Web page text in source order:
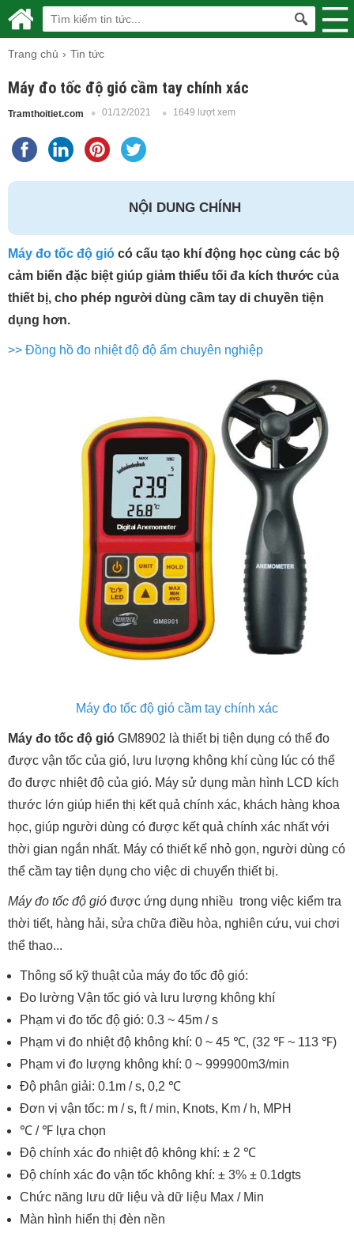
Trang chủ Tin tức
Máy đo tốc độ gió cầm tay chính xác
Tramthoitiet.com 01/12/2021 1649 lượt xem
NỘI DUNG CHÍNH
Máy đo tốc độ gió có cấu tạo khí động học cùng các bộ
cảm biến đặc biệt giúp giảm thiểu tối đa kích thước của
thiết bị, cho phép người dùng cầm tay di chuyền tiện
dụng hơn.
>> Đồng hồ đo nhiệt độ độ ẩm chuyên nghiệp
Máy đo tốc độ gió cầm tay chính xác
Máy đo tốc độ gió GM8902 là thiết bị tiện dụng có thể đo
được vận tốc của gió, lưu lượng không khí cùng lúc có thể
đo được nhiệt độ của gió. Máy sử dụng màn hình LCD kích
thước lớn giúp hiển thị kết quả chính xác, khách hàng khoa
học, giúp người dùng có được kết quả chính xác nhất với
thời gian ngắn nhất. Máy có thiết kế nhỏ gọn, người dùng có
thể cầm tay tiện dụng cho việc di chuyển thiết bị.
Máy đo tốc độ gió được ứng dụng nhiều trong việc kiểm tra
thời tiết, hàng hải, sửa chữa điều hòa, nghiên cứu, vui chơi
thể thao...
Thông số kỹ thuật của máy đo tốc độ gió:
Đo lường Vận tốc gió và lưu lượng không khí
Phạm vi đo tốc độ gió: 0.3 ~ 45m / s
Phạm vi đo nhiệt độ không khí: 0 ~ 45 ℃, (32 ℉ ~ 113 ℉)
Phạm vi đo lượng không khí: 0 ~ 999900m3/min
Độ phân giải: 0.1m / s, 0,2 ℃
Đơn vị vận tốc: m / s, ft / min, Knots, Km / h, MPH
℃ / ℉ lựa chọn
Độ chính xác đo nhiệt độ không khí: ± 2 ℃
Độ chính xác đo vận tốc không khí: ± 3% ± 0.1dgts
Chức năng lưu dữ liệu và dữ liệu Max / Min
Màn hình hiển thị đèn nền